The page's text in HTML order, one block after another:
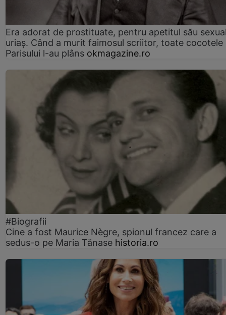
Era adorat de prostituate, pentru apetitul său
uriaș. Când a murit faimosul scriitor, toate cocotele
Parisului l-au plâns okmagazine.ro
#Biografii
Cine a fost Maurice Nègre, spionul francez care a
sedus-o pe Maria Tănase historia.ro